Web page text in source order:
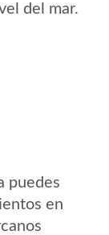
del mar.
puedes
en